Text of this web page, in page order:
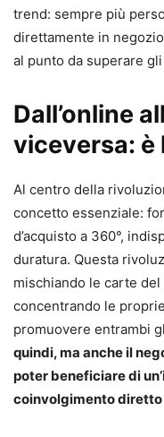
trend: sempre più
direttamente in
al punto da superare
Dall’online
viceversa: è
Al centro della
concetto essenziale:
d’acquisto a 360°,
duratura. Questa
mischiando le carte
concentrando le
promuovere entrambi
quindi, ma anche il
poter beneficiare di
coinvolgimento diretto